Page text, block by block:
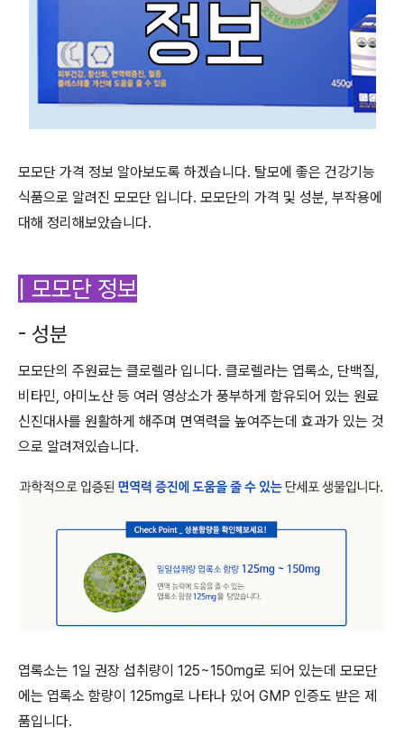
모모단 가격 정보 알아보도록 하겠습니다. 탈모에 좋은 건강기능
식품으로 알려진 모모단 입니다. 모모단의 가격 및 성분, 부작용에
대해 정리해보았습니다.
| 모모단 정보
- 성분
모모단의 주원료는 클로렐라 입니다. 클로렐라는 엽록소, 단백질,
비타민, 아미노산 등 여러 영상소가 풍부하게 함유되어 있는 원료
신진대사를 원활하게 해주며 면역력을 높여주는데 효과가 있는 것
으로 알려져있습니다.
엽록소는 1일 권장 섭취량이 125~150mg로 되어 있는데 모모단
에는 엽록소 함량이 125mg로 나타나 있어 GMP 인증도 받은 제
품입니다.